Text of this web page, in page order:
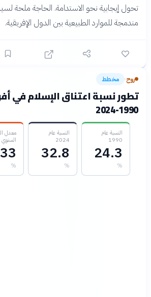
إيجابية نحو الاستدامة. الحاجة ملحة لسياسات
للموارد الطبيعية بين الدول الإفريقية.
مخطط
نسبة اعتناق الإسلام في
1990-
النسبة عام
24.3
النسبة عام
32.8
معدل النمو
0.33